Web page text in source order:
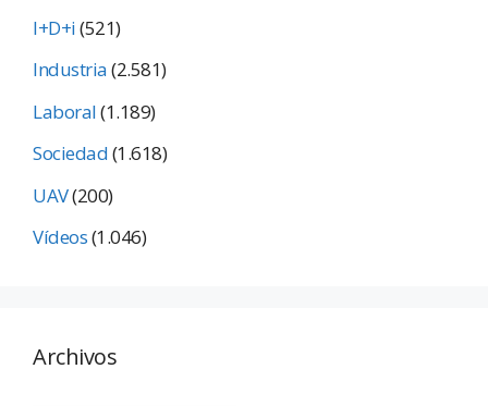
I+D+i(521)
Industria(2.581)
Laboral(1.189)
Sociedad(1.618)
UAV(200)
Vídeos(1.046)
Archivos